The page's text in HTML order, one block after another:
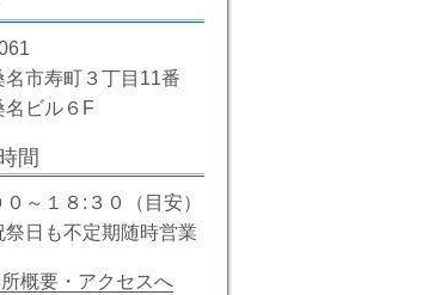
名市寿町３丁目11番
名ビル６F
間
０～１８:３０（目安）
日も不定期随時営業
概要・アクセスへ